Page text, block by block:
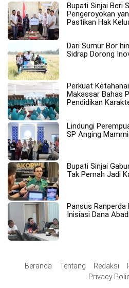
Bupati Sinjai Beri
Pengeroyokan
Pastikan Hak
Dari Sumur Bor
Sidrap Dorong
Perkuat
Makassar Bahas
Pendidikan
Lindungi
SP Anging
Bupati Sinjai
Tak Pernah Jadi
Pansus Ranperda
Inisiasi Dana
Beranda Tentang Redaksi
Privacy